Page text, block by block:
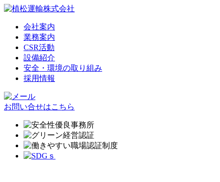
会社案内
業務案内
CSR活動
設備紹介
安全・環境の取り組み
採用情報
お問い合せはこちら